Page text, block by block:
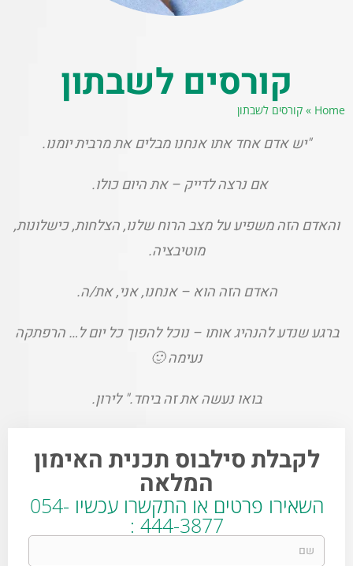
קורסים לשבתון
Home
» קורסים לשבתון
"יש אדם אחד אתו אנחנו מבלים את מרבית יומנו.
אם נרצה לדייק – את היום כולו.
והאדם הזה משפיע על מצב הרוח שלנו, הצלחות, כישלונות,
מוטיבציה.
האדם הזה הוא – אנחנו, אני, את/ה.
ברגע שנדע להנהיג אותו – נוכל להפוך כל יום ל… הרפתקה
נעימה 🙂
בואו נעשה את זה ביחד." לירון.
לקבלת סילבוס תכנית האימון
המלאה
השאירו פרטים או התקשרו עכשיו 054-
444-3877 :